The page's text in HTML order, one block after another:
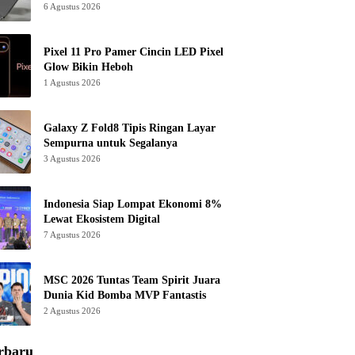
6 Agustus 2026
Pixel 11 Pro Pamer Cincin LED Pixel
Glow Bikin Heboh
1 Agustus 2026
Galaxy Z Fold8 Tipis Ringan Layar
Sempurna untuk Segalanya
3 Agustus 2026
Indonesia Siap Lompat Ekonomi 8%
Lewat Ekosistem Digital
7 Agustus 2026
MSC 2026 Tuntas Team Spirit Juara
Dunia Kid Bomba MVP Fantastis
2 Agustus 2026